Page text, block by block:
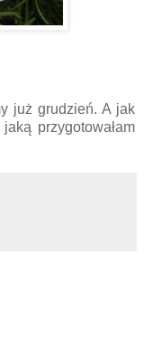
już grudzień. A jak
przygotowałam